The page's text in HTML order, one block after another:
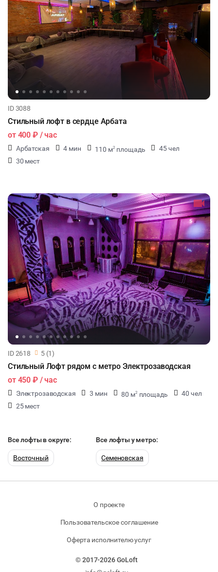
ID 3088
Стильный лофт в сердце Арбата
от 400 ₽/ час
Арбатская 4 мин 110 м2 площадь
45 чел
30 мест
ID 2618 5 (1)
Стильный Лофт рядом с метро Электрозаводская
от 450 ₽/ час
Электрозаводская 3 мин 80 м2 площадь
40 чел
25 мест
Все лофты в округе:
Восточный
Все лофты у метро:
Семеновская
О проекте
Пользовательское соглашение
Оферта исполнителю услуг
© 2017-2026 GoLoft